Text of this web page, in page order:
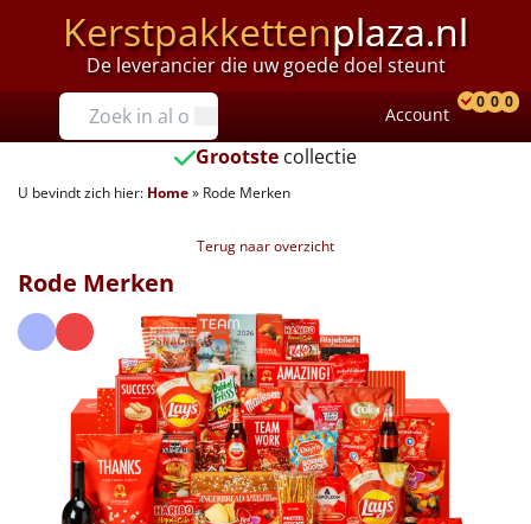
Kerstpakkettenplaza.nl
De leverancier die uw goede doel steunt
Prijzen
Tot €25
€25 tot €35
€40 tot €45
€45 tot €50
€50 tot €55
€55 tot €75
Account
0 0 0
Grootste collectie
U bevindt zich hier: Home» Rode Merken
Terug naar overzicht
Rode Merken